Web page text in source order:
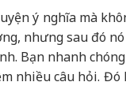
ý nghĩa mà
nhưng sau đó
Bạn nhanh
nhiều câu hỏi.